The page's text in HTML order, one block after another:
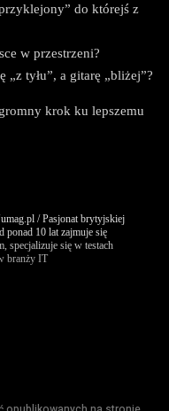
do którejś z
w przestrzeni?
„z tyłu”, a gitarę „bliżej”?
krok ku lepszemu
/ Pasjonat brytyjskiej
ponad 10 lat zajmuje się
specjalizuje się w testach
branży IT